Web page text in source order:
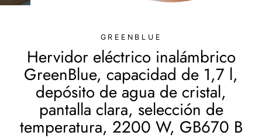
GREENBLUE
Hervidor eléctrico inalámbrico
GreenBlue, capacidad de 1,7 l,
depósito de agua de cristal,
pantalla clara, selección de
temperatura, 2200 W, GB670 B